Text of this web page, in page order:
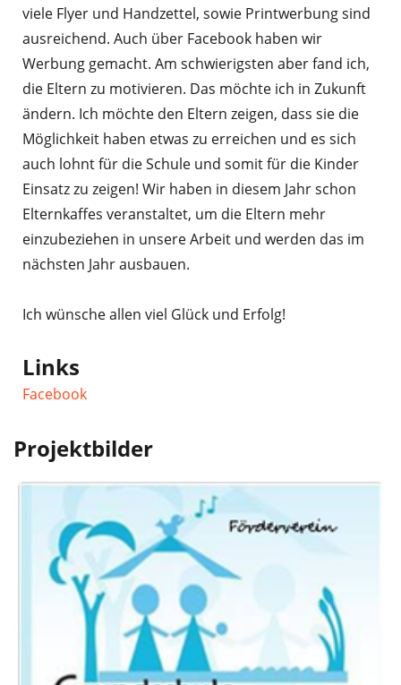
viele Flyer und Handzettel, sowie Printwerbung sind
ausreichend. Auch über Facebook haben wir
Werbung gemacht. Am schwierigsten aber fand ich,
die Eltern zu motivieren. Das möchte ich in Zukunft
ändern. Ich möchte den Eltern zeigen, dass sie die
Möglichkeit haben etwas zu erreichen und es sich
auch lohnt für die Schule und somit für die Kinder
Einsatz zu zeigen! Wir haben in diesem Jahr schon
Elternkaffes veranstaltet, um die Eltern mehr
einzubeziehen in unsere Arbeit und werden das im
nächsten Jahr ausbauen.
Ich wünsche allen viel Glück und Erfolg!
Links
Facebook
Projektbilder